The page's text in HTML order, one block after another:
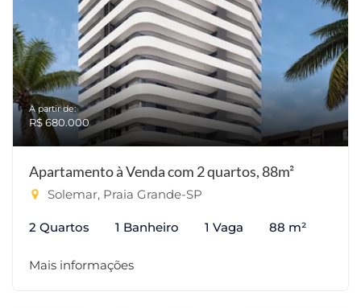
A partir de:
R$ 680.000
Apartamento à Venda com 2 quartos, 88m²
Solemar, Praia Grande-SP
2 Quartos 1 Banheiro 1 Vaga 88 m²
Mais informações